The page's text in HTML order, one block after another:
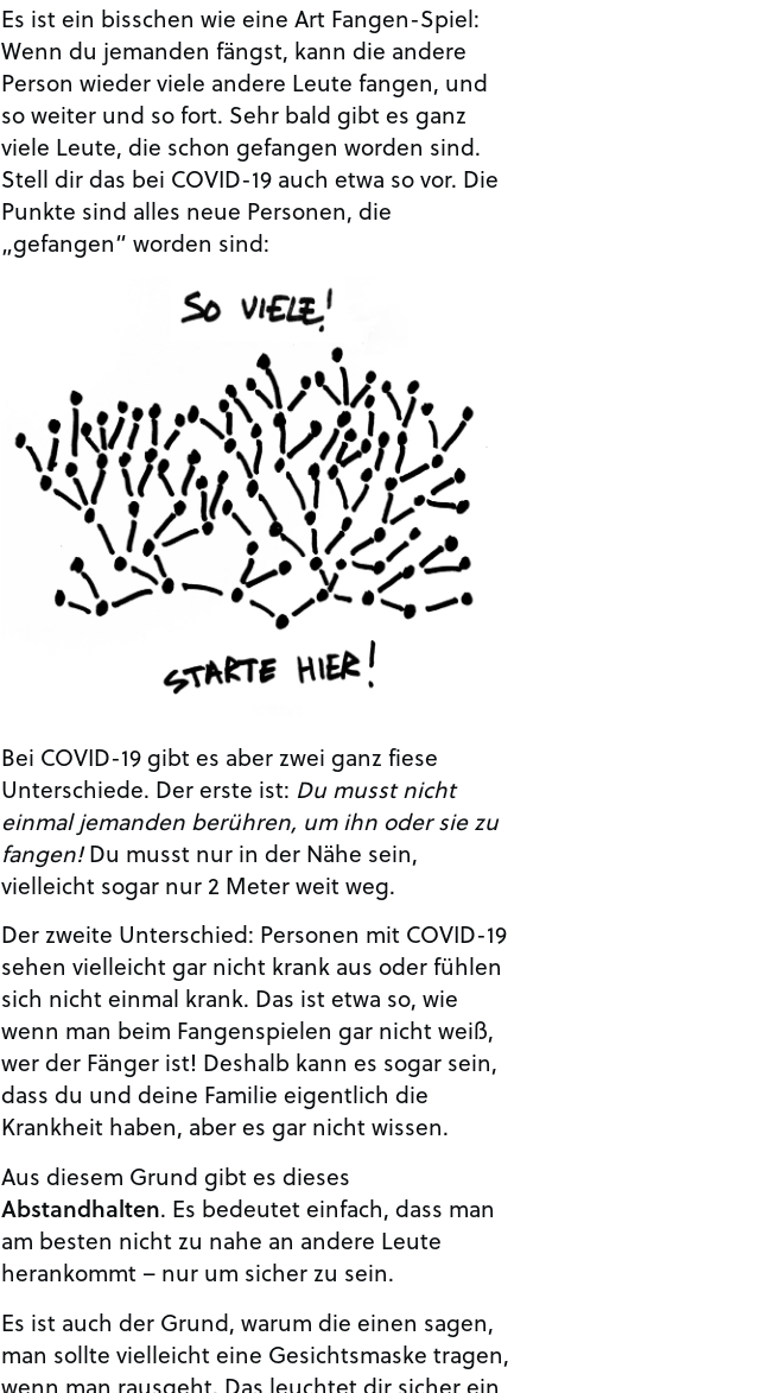
Es ist ein bisschen wie eine Art Fangen-Spiel:
Wenn du jemanden fängst, kann die andere
Person wieder viele andere Leute fangen, und
so weiter und so fort. Sehr bald gibt es ganz
viele Leute, die schon gefangen worden sind.
Stell dir das bei COVID-19 auch etwa so vor. Die
Punkte sind alles neue Personen, die
„gefangen“ worden sind:
Bei COVID-19 gibt es aber zwei ganz fiese
Unterschiede. Der erste ist: Du musst nicht
einmal jemanden berühren, um ihn oder sie zu
fangen!Du musst nur in der Nähe sein,
vielleicht sogar nur 2 Meter weit weg.
Der zweite Unterschied: Personen mit COVID-19
sehen vielleicht gar nicht krank aus oder fühlen
sich nicht einmal krank. Das ist etwa so, wie
wenn man beim Fangenspielen gar nicht weiß,
wer der Fänger ist! Deshalb kann es sogar sein,
dass du und deine Familie eigentlich die
Krankheit haben, aber es gar nicht wissen.
Aus diesem Grund gibt es dieses
Abstandhalten. Es bedeutet einfach, dass man
am besten nicht zu nahe an andere Leute
herankommt – nur um sicher zu sein.
Es ist auch der Grund, warum die einen sagen,
man sollte vielleicht eine Gesichtsmaske tragen,
wenn man rausgeht. Das leuchtet dir sicher ein,